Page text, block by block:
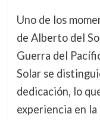
Uno de los
de Alberto del
Guerra del
Solar se
dedicación, lo
experiencia en